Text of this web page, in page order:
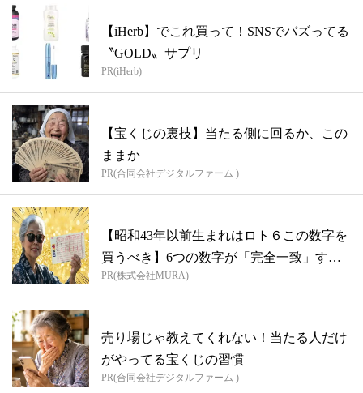
【iHerb】でこれ買って！SNSでバズってる
〝GOLD〟サプリ
PR(iHerb)
【宝くじの裏技】当たる側に回るか、この
ままか
PR(合同会社デジタルファーム )
【昭和43年以前生まれはロト６この数字を
買うべき】6つの数字が「完全一致」する
方...
PR(株式会社MURA)
売り場じゃ教えてくれない！当たる人だけ
がやってる宝くじの習慣
PR(合同会社デジタルファーム )